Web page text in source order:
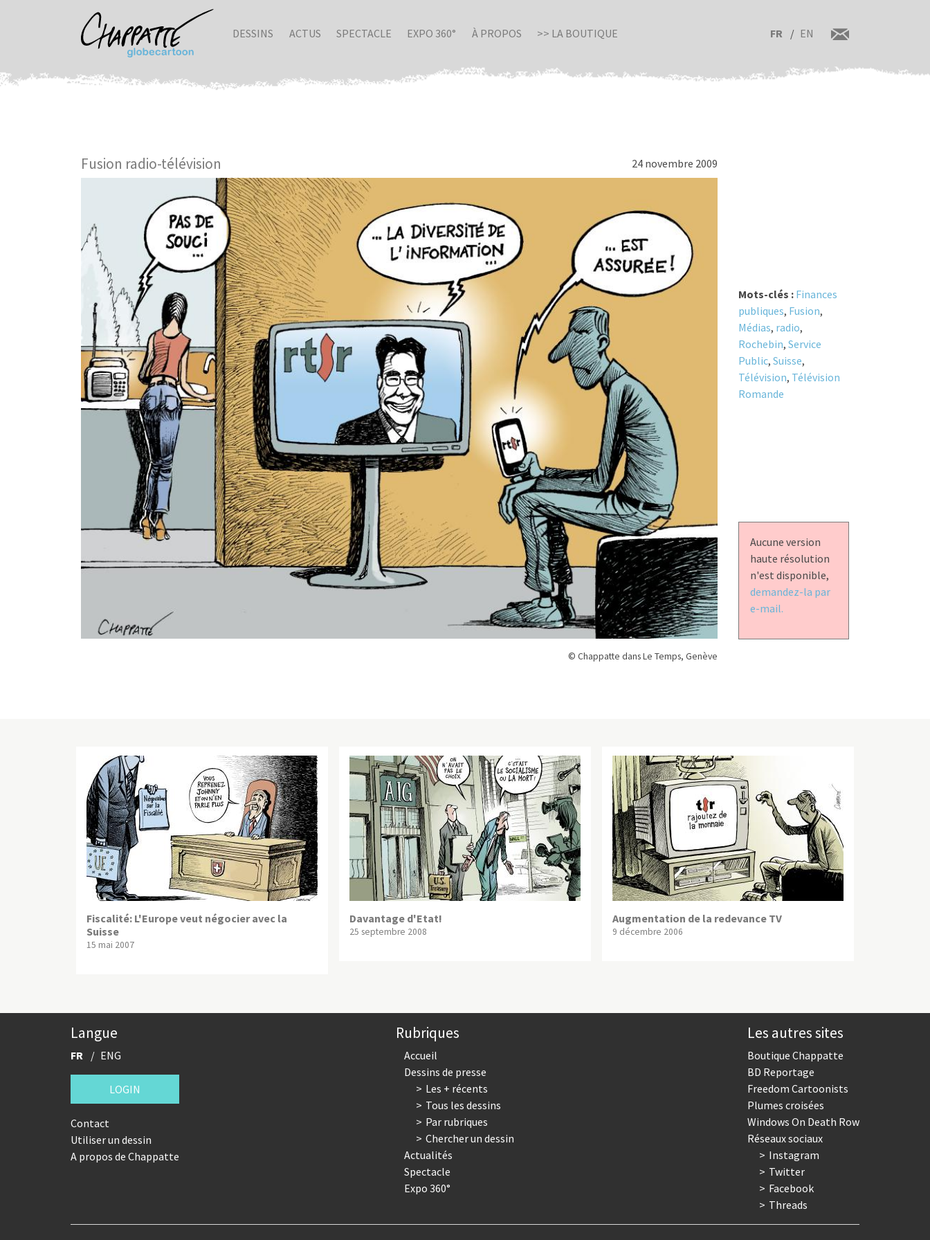
DESSINS ACTUS SPECTACLE EXPO 360° À PROPOS >> LA BOUTIQUE FR EN
Fusion radio-télévision 24 novembre 2009
© Chappatte dans Le Temps, Genève
Mots-clés : Finances
publiques, Fusion,
Médias, radio,
Rochebin, Service
Public, Suisse,
Télévision, Télévision
Romande
Aucune version
haute résolution
n'est disponible,
demandez-la par
e-mail.
Fiscalité: L'Europe veut négocier avec la
Suisse
15 mai 2007
Davantage d'Etat!
25 septembre 2008
Augmentation de la redevance TV
9 décembre 2006
Langue
FR ENG
LOGIN
Contact
Utiliser un dessin
A propos de Chappatte
Rubriques
Accueil
Dessins de presse
Les + récents
Tous les dessins
Par rubriques
Chercher un dessin
Actualités
Spectacle
Expo 360°
Les autres sites
Boutique Chappatte
BD Reportage
Freedom Cartoonists
Plumes croisées
Windows On Death Row
Réseaux sociaux
Instagram
Twitter
Facebook
Threads